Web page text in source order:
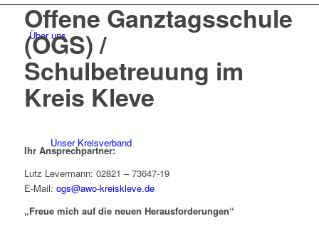
Über uns
Unser Kreisverband
Offene Ganztagsschule
(OGS) /
Schulbetreuung im
Kreis Kleve
Ihr Ansprechpartner:
Lutz Levermann: 02821 – 73647-19
E-Mail: ogs@awo-kreiskleve.de
„Freue mich auf die neuen Herausforderungen“